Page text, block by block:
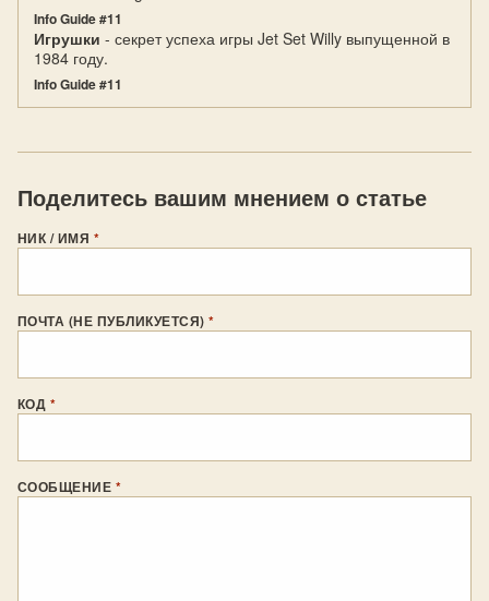
Info Guide #11
Игрушки - секрет успеха игры Jet Set Willy выпущенной в
1984 году.
Info Guide #11
Поделитесь вашим мнением о статье
НИК / ИМЯ *
ПОЧТА (НЕ ПУБЛИКУЕТСЯ)*
КОД *
СООБЩЕНИЕ *